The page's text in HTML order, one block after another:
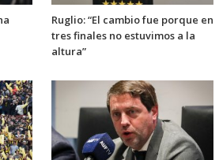
Ruglio: “El cambio fue porque en
tres finales no estuvimos a la
altura”